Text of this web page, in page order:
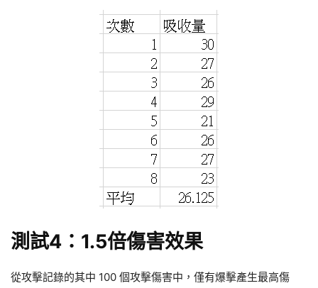
測試4：1.5倍傷害效果
從攻擊記錄的其中 100 個攻擊傷害中，僅有爆擊產生最高傷